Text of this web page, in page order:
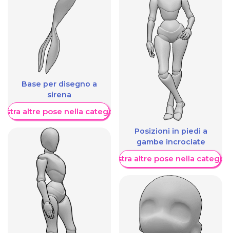
Base per disegno a
sirena
altre pose nella categoria
Posizioni in piedi a
gambe incrociate
Mostra altre pose nella